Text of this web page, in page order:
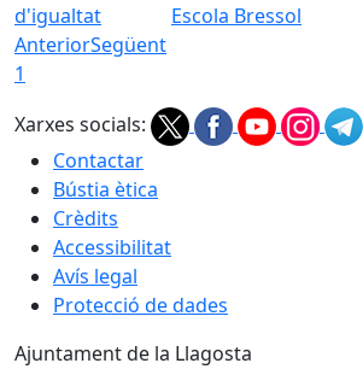
d'igualtat
Escola Bressol
AnteriorSegüent
1
Xarxes socials:
Contactar
Bústia ètica
Crèdits
Accessibilitat
Avís legal
Protecció de dades
Ajuntament de la Llagosta